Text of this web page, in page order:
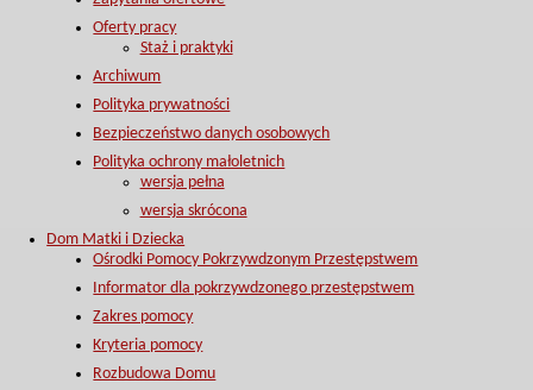
Oferty pracy
Staż i praktyki
Archiwum
Polityka prywatności
Bezpieczeństwo danych osobowych
Polityka ochrony małoletnich
wersja pełna
wersja skrócona
Dom Matki i Dziecka
Ośrodki Pomocy Pokrzywdzonym Przestępstwem
Informator dla pokrzywdzonego przestępstwem
Zakres pomocy
Kryteria pomocy
Rozbudowa Domu